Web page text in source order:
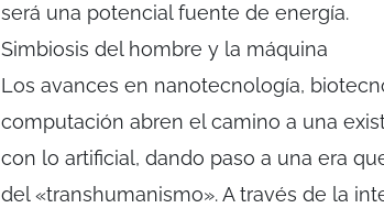
será una potencial fuente de energía.
Simbiosis del hombre y la máquina
Los avances en nanotecnología,
computación abren el camino a una
con lo artificial, dando paso a una era
del «transhumanismo». A través de la